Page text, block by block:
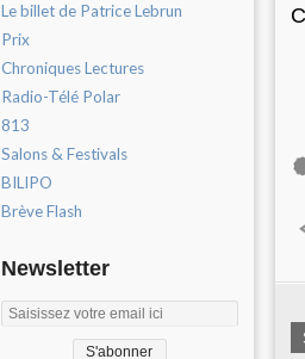
Le billet de Patrice Lebrun
Prix
Chroniques Lectures
Radio-Télé Polar
813
Salons & Festivals
BILIPO
Brève Flash
Newsletter